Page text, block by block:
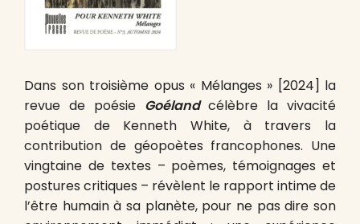
Dans son troisième opus « Mélanges » [2024] la
revue de poésie Goélandcélèbre la vivacité
poétique de Kenneth White, à travers la
contribution de géopoètes francophones. Une
vingtaine de textes – poèmes, témoignages et
postures critiques – révèlent le rapport intime de
l’être humain à sa planète, pour ne pas dire son